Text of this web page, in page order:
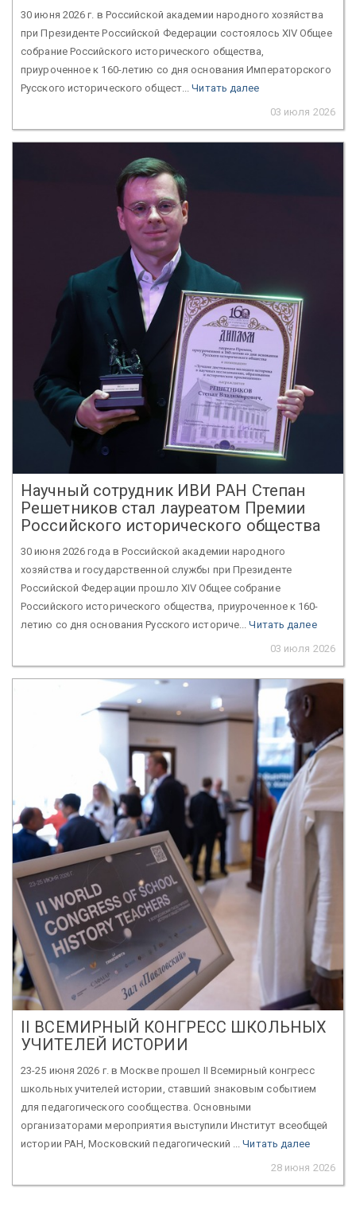
30 июня 2026 г. в Российской академии народного хозяйства
при Президенте Российской Федерации состоялось XIV Общее
собрание Российского исторического общества,
приуроченное к 160-летию со дня основания Императорского
Русского исторического общест...Читать далее
03 июля 2026
Научный сотрудник ИВИ РАН Степан
Решетников стал лауреатом Премии
Российского исторического общества
30 июня 2026 года в Российской академии народного
хозяйства и государственной службы при Президенте
Российской Федерации прошло XIV Общее собрание
Российского исторического общества, приуроченное к 160-
летию со дня основания Русского историче...Читать далее
03 июля 2026
II ВСЕМИРНЫЙ КОНГРЕСС ШКОЛЬНЫХ
УЧИТЕЛЕЙ ИСТОРИИ
23-25 июня 2026 г. в Москве прошел II Всемирный конгресс
школьных учителей истории, ставший знаковым событием
для педагогического сообщества. Основными
организаторами мероприятия выступили Институт всеобщей
истории РАН, Московский педагогический ...Читать далее
28 июня 2026